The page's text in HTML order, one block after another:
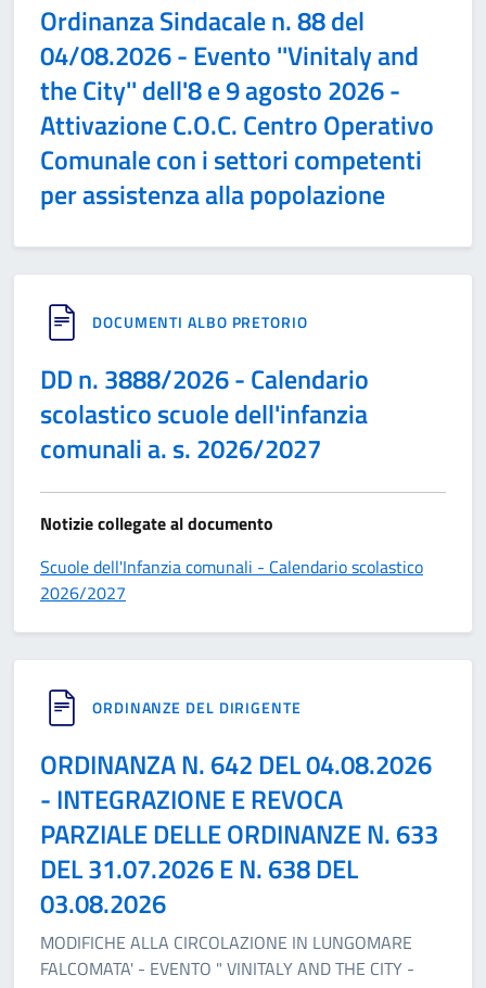
Ordinanza Sindacale n. 88 del
04/08.2026 - Evento ''Vinitaly and
the City'' dell'8 e 9 agosto 2026 -
Attivazione C.O.C. Centro Operativo
Comunale con i settori competenti
per assistenza alla popolazione
DOCUMENTI ALBO PRETORIO
DD n. 3888/2026 - Calendario
scolastico scuole dell'infanzia
comunali a. s. 2026/2027
Notizie collegate al documento
Scuole dell'Infanzia comunali - Calendario scolastico
2026/2027
ORDINANZE DEL DIRIGENTE
ORDINANZA N. 642 DEL 04.08.2026
- INTEGRAZIONE E REVOCA
PARZIALE DELLE ORDINANZE N. 633
DEL 31.07.2026 E N. 638 DEL
03.08.2026
MODIFICHE ALLA CIRCOLAZIONE IN LUNGOMARE
FALCOMATA' - EVENTO " VINITALY AND THE CITY -